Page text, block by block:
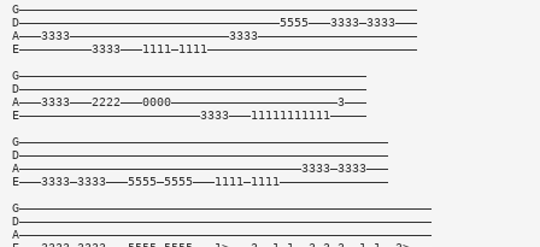
G———————————————————————————————————————————————————————
D————————————————————————————————————5555———3333—3333———
A———3333——————————————————————3333——————————————————————
E——————————3333———1111—1111—————————————————————————————
G————————————————————————————————————————————————
D————————————————————————————————————————————————
A———3333———2222———0000———————————————————————3———
E—————————————————————————3333———11111111111—————
G———————————————————————————————————————————————————
D———————————————————————————————————————————————————
A———————————————————————————————————————3333—3333———
E———3333—3333———5555—5555———1111—1111———————————————
G—————————————————————————————————————————————————————————
D—————————————————————————————————————————————————————————
A—————————————————————————————————————————————————————————